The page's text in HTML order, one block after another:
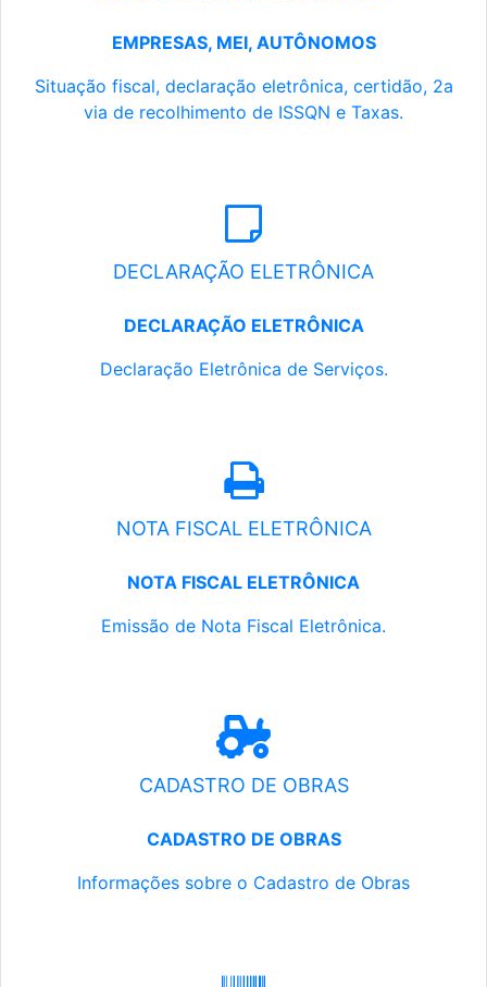
EMPRESAS, MEI, AUTÔNOMOS
Situação fiscal, declaração eletrônica, certidão, 2a
via de recolhimento de ISSQN e Taxas.
DECLARAÇÃO ELETRÔNICA
DECLARAÇÃO ELETRÔNICA
Declaração Eletrônica de Serviços.
NOTA FISCAL ELETRÔNICA
NOTA FISCAL ELETRÔNICA
Emissão de Nota Fiscal Eletrônica.
CADASTRO DE OBRAS
CADASTRO DE OBRAS
Informações sobre o Cadastro de Obras